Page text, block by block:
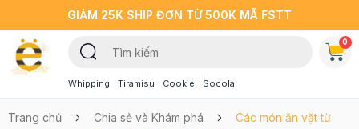
GIẢM 25K SHIP ĐƠN TỪ 500K MÃ FSTT
Whipping Tiramisu Cookie Socola
0
Trang chủ Chia sẻ và Khám phá
Các món ăn vặt từ